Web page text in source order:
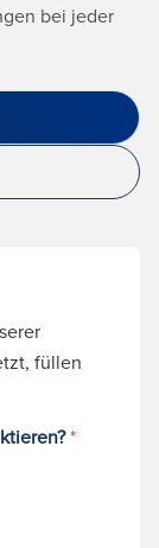
bei jeder
füllen
*